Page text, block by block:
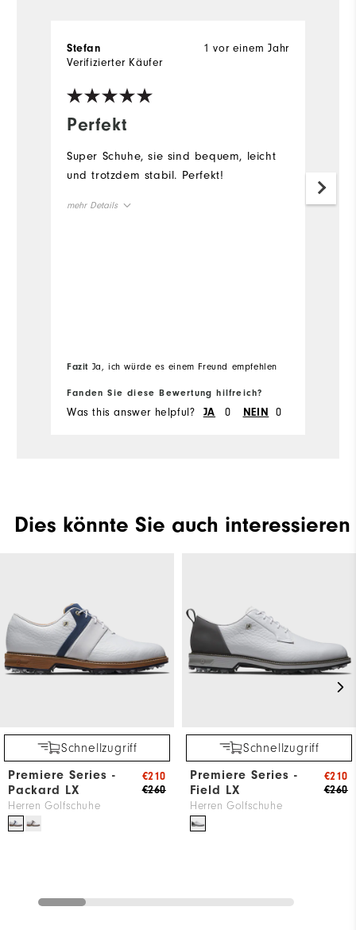
Perfekt
1 vor einem Jahr
Stefan
Verifizierter Käufer
Super Schuhe, sie sind bequem, leicht
und trotzdem stabil. Perfekt!
mehr Details
Fazit Ja, ich würde es einem Freund empfehlen
Fanden Sie diese Bewertung hilfreich?
Was this answer helpful? JA 0 NEIN 0
Dies könnte Sie auch interessieren
Schnellzugriff
Premiere Series -
Packard LX
Herren Golfschuhe
€260
€210
Schnellzugriff
Premiere Series -
Field LX
Herren Golfschuhe
€260
€210